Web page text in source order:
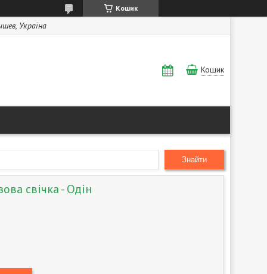
Кошик
Україна
Кошик
Знайти
свічка - Одін